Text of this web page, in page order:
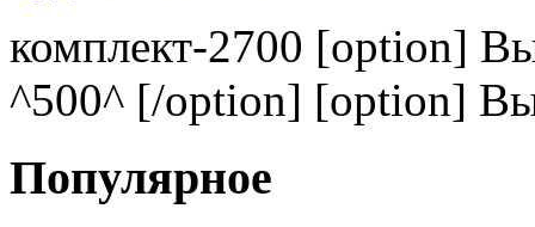
комплект-2700 [option]
^500^ [/option] [option]
Популярное